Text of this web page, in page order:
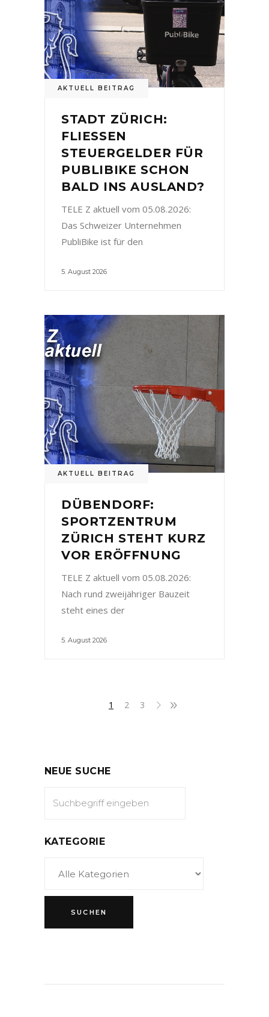
AKTUELL BEITRAG
STADT ZÜRICH:
FLIESSEN
STEUERGELDER FÜR
PUBLIBIKE SCHON
BALD INS AUSLAND?
TELE Z aktuell vom 05.08.2026:
Das Schweizer Unternehmen
PubliBike ist für den
5. August 2026
AKTUELL BEITRAG
DÜBENDORF:
SPORTZENTRUM
ZÜRICH STEHT KURZ
VOR ERÖFFNUNG
TELE Z aktuell vom 05.08.2026:
Nach rund zweijähriger Bauzeit
steht eines der
5. August 2026
1 2 3
NEUE SUCHE
KATEGORIE